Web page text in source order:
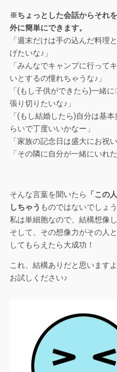
※ちょっとした会話からそれ
外に簡単にできます。
「週末だけは手の込んだ料理
げたいな♪」
「みんなでキャンプに行って
いとするの憧れちゃうな♪」
「(もし子供ができたら)一緒
張り切りたいな♪」
「(もし結婚したら)自分は基
らいで丁度いいかなー」
「家族の記念日は盛大にお祝
「その隣に自分が一緒にいれ
そんな言葉を聞いたら 「この
しちゃう ものではないでしょう
私は単細胞なので、結構想像し
そして、その想像力がその人
してもらえたら大成功！
これ、結構ありだと思います
お試しください♪